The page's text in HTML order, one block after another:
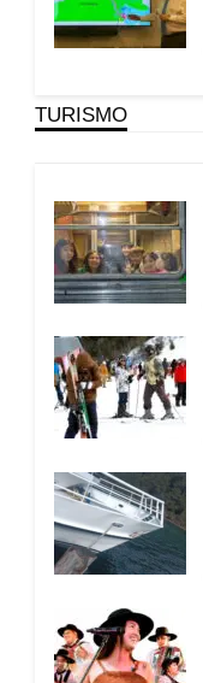
TURISMO